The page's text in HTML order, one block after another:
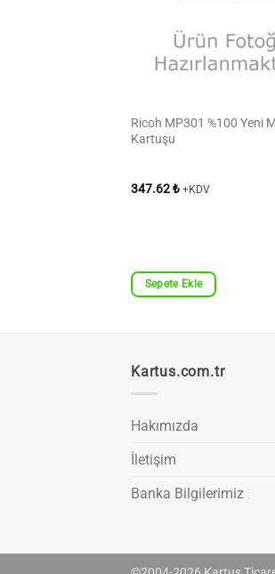
Ricoh MP301 %100 Yeni
Kartuşu
347.62₺ +KDV
Sepete Ekle
Kartus.com.tr
Hakımızda
İletişim
Banka Bilgilerimiz